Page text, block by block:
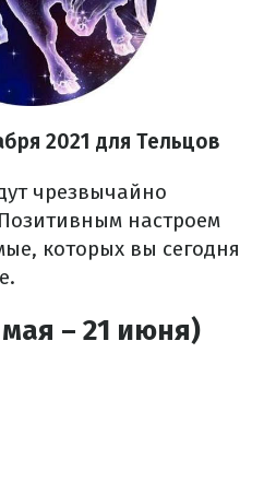
2021 для Тельцов
чрезвычайно
настроем
которых вы сегодня
– 21 июня)